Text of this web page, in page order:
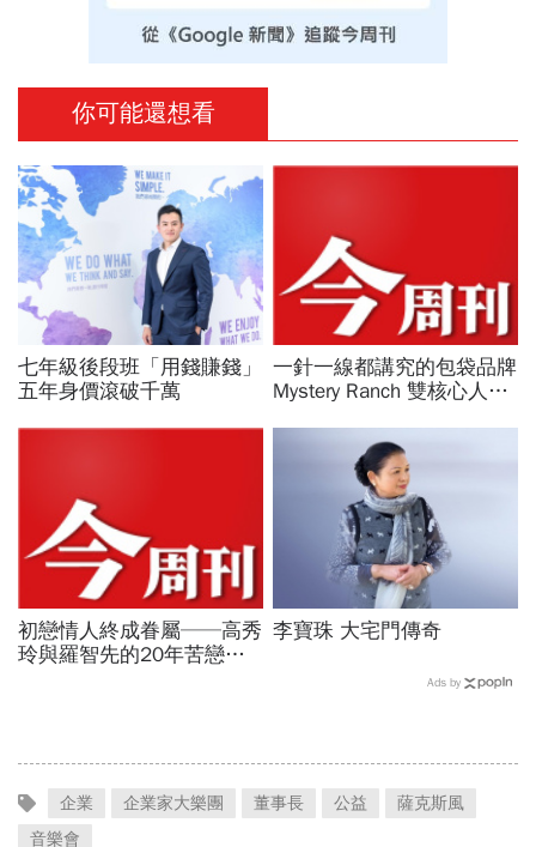
你可能還想看
七年級後段班「用錢賺錢」
五年身價滾破千萬
一針一線都講究的包袋品牌
Mystery Ranch 雙核心人物
初戀情人終成眷屬──高秀
玲與羅智先的20年苦戀
李寶珠 大宅門傳奇
Ads by
企業 企業家大樂團 董事長 公益
薩克斯風
音樂會